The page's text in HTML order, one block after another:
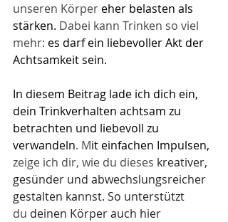
unseren Körper eher belasten als
stärken. Dabei kann Trinken so viel
mehr: es darf ein liebevoller Akt der
Achtsamkeit sein.
In diesem Beitrag lade ich dich ein,
dein Trinkverhalten achtsam zu
betrachten und liebevoll zu
verwandeln​. Mit einfachen Impulsen,
zeige ich dir, wie du dieses kreativer,
gesünder und abwechslungsreicher
gestalten kannst. So unterstützt
du deinen Körper auch hier